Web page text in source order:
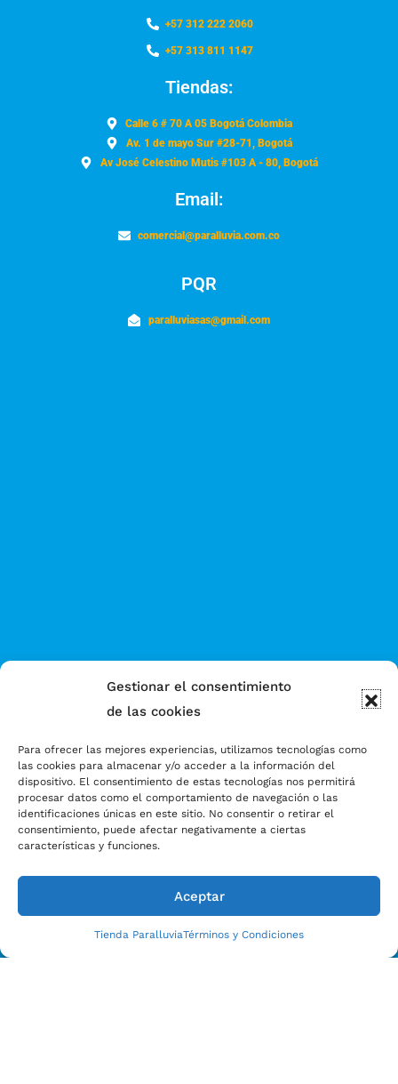
Gestionar el consentimiento
de las cookies
Para ofrecer las mejores experiencias, utilizamos tecnologías como
las cookies para almacenar y/o acceder a la información del
dispositivo. El consentimiento de estas tecnologías nos permitirá
procesar datos como el comportamiento de navegación o las
identificaciones únicas en este sitio. No consentir o retirar el
consentimiento, puede afectar negativamente a ciertas
características y funciones.
Aceptar
Tienda ParalluviaTérminos y Condiciones
+57 312 222 2060
+57 313 811 1147
Tiendas:
Calle 6 # 70 A 05 Bogotá Colombia
Av. 1 de mayo Sur #28-71, Bogotá
Av José Celestino Mutis #103 A - 80, Bogotá
Email:
comercial@paralluvia.com.co
PQR
paralluviasas@gmail.com